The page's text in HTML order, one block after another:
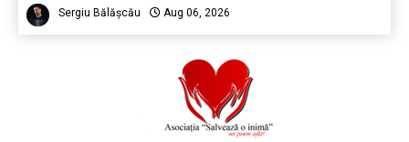
Sergiu Bălășcău Aug 06, 2026